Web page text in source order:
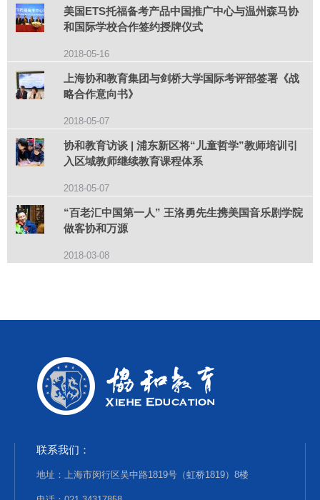
美国ETS托福备考产品中国推广中心与温州森马协
和国际学校合作签约授牌仪式
2018-05-16
上海协和教育集团与剑桥大学国际考评部签署《战
略合作意向书》
2018-05-07
协和教育访谈 | 浦东新区将“儿童哲学”教师培训引
入区域教师继续教育课程体系
2018-05-07
“百老汇中国第一人” 王洛勇先生携美国音乐剧学院
做客协和万源
2018-03-08
联系我们：
地址：上海市闵行区吴中路1819号（虹桥1819）8楼